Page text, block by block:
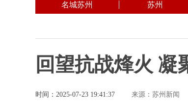
名城苏州 苏州
回望抗战烽火
时间：2025-07-23 19:41:37 来源：苏州新闻